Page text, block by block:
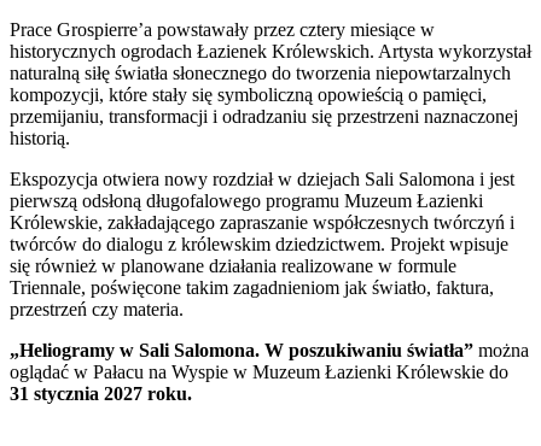
Prace Grospierre’a powstawały przez cztery miesiące w
historycznych ogrodach Łazienek Królewskich. Artysta wykorzystał
naturalną siłę światła słonecznego do tworzenia niepowtarzalnych
kompozycji, które stały się symboliczną opowieścią o pamięci,
przemijaniu, transformacji i odradzaniu się przestrzeni naznaczonej
historią.
Ekspozycja otwiera nowy rozdział w dziejach Sali Salomona i jest
pierwszą odsłoną długofalowego programu Muzeum Łazienki
Królewskie, zakładającego zapraszanie współczesnych twórczyń i
twórców do dialogu z królewskim dziedzictwem. Projekt wpisuje
się również w planowane działania realizowane w formule
Triennale, poświęcone takim zagadnieniom jak światło, faktura,
przestrzeń czy materia.
„Heliogramy w Sali Salomona. W poszukiwaniu światła” można
oglądać w Pałacu na Wyspie w Muzeum Łazienki Królewskie do
31 stycznia 2027 roku.